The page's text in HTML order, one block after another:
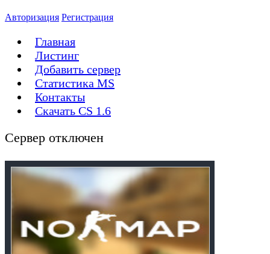
Авторизация Регистрация
Главная
Листинг
Добавить сервер
Статистика MS
Контакты
Скачать CS 1.6
Сервер отключен